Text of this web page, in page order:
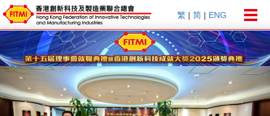
繁 | 简 | ENG
Previous